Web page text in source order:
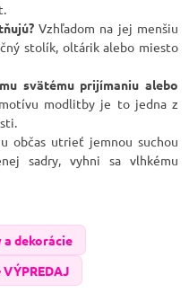
Vzhľadom na jej menšiu
stolík, oltárik alebo miesto
svätému prijímaniu alebo
modlitby je to jedna z
občas utrieť jemnou suchou
sadry, vyhni sa vlhkému
a dekorácie
VÝPREDAJ